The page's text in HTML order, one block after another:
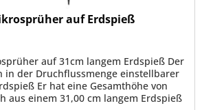
auf Erdspieß
auf 31cm langem Erdspieß Der
in der Druchflussmenge einstellbarer
Er hat eine Gesamthöhe von
aus einem 31,00 cm langem Erdspieß